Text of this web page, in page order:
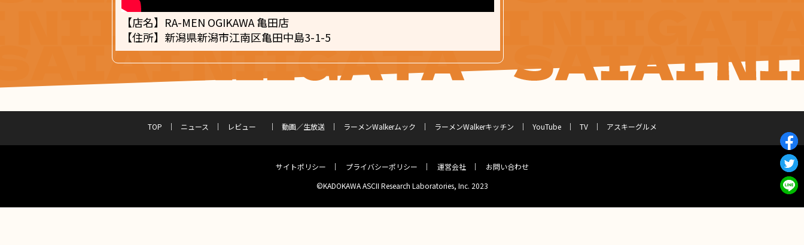
【店名】RA-MEN OGIKAWA 亀田店
【住所】新潟県新潟市江南区亀田中島3-1-5
TOP ニュース レビュー 動画／生放送 ラーメンWalkerムック ラーメンWalkerキッチン YouTube TV アスキーグルメ
サイトポリシー プライバシーポリシー 運営会社
お問い合わせ
©KADOKAWA ASCII Research Laboratories, Inc. 2023